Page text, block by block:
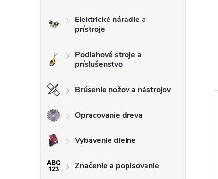
Elektrické náradie a
prístroje
Podlahové stroje a
príslušenstvo
Brúsenie nožov a nástrojov
Opracovanie dreva
Vybavenie dielne
Značenie a popisovanie